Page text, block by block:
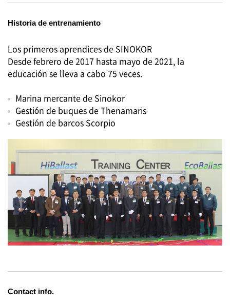
Historia de entrenamiento
Los primeros aprendices de SINOKOR
Desde febrero de 2017 hasta mayo de 2021, la
educación se lleva a cabo 75 veces.
Marina mercante de Sinokor
Gestión de buques de Thenamaris
Gestión de barcos Scorpio
Contact info.